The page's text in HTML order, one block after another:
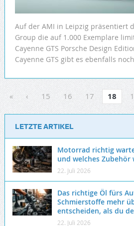
Auf der AMI in Leipzig präsentiert
Group die auf 1.000 Exemplare
Cayenne GTS Porsche Design
Cayenne GTS gibt es ebenfalls
« ‹ 15 16 17 18
LETZTE ARTIKEL
Motorrad richtig
und welches Zubehör
22. Juli 2026
Das richtige Öl fürs
Schmierstoffe mehr
entscheiden, als du
22. Juli 2026